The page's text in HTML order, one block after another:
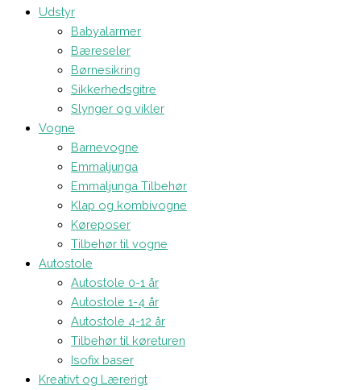
Udstyr
Babyalarmer
Bæreseler
Børnesikring
Sikkerhedsgitre
Slynger og vikler
Vogne
Barnevogne
Emmaljunga
Emmaljunga Tilbehør
Klap og kombivogne
Køreposer
Tilbehør til vogne
Autostole
Autostole 0-1 år
Autostole 1-4 år
Autostole 4-12 år
Tilbehør til køreturen
Isofix baser
Kreativt og Lærerigt